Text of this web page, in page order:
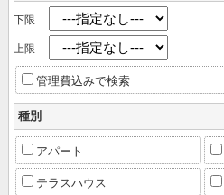
下限
上限
管理費込みで検索
種別
アパート
テラスハウス